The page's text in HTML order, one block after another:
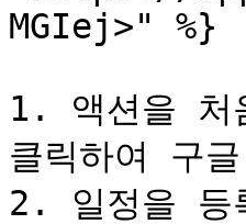
MGIej>" %}
1. 액션을
클릭하여 구
2. 일정을 등